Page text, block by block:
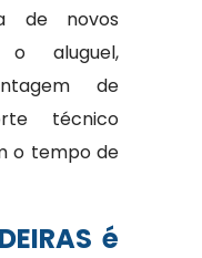
de novos
o aluguel,
de
técnico
o tempo de
é